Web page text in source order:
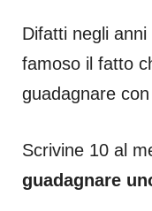
Difatti negli
famoso il fatto
guadagnare
Scrivine 10 al
guadagnare